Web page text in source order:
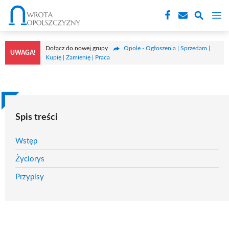
Przejdź
treści
UWAGA!
Dołącz do nowej grupy
Opole - Ogłoszenia | Sprzedam |
Kupię | Zamienię | Praca
Spis treści
Wstęp
Życiorys
Przypisy